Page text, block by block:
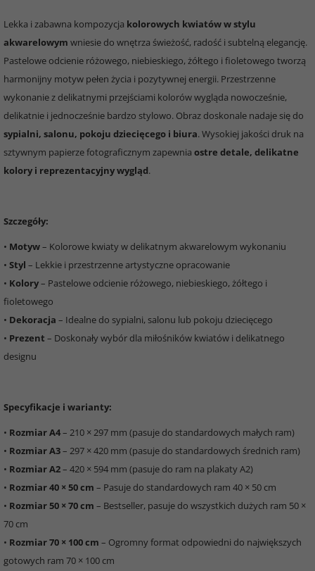
Lekka i zabawna kompozycja kolorowych kwiatów w stylu
akwarelowym wniesie do wnętrza świeżość, radość i subtelną elegancję.
Pastelowe odcienie różowego, niebieskiego, żółtego i fioletowego tworzą
harmonijny motyw pełen życia i pozytywnej energii. Przestrzenne
wykonanie z delikatnymi przejściami kolorów wygląda nowocześnie,
delikatnie i jednocześnie bardzo stylowo. Obraz doskonale nadaje się do
sypialni, salonu, pokoju dziecięcego i biura. Wysokiej jakości druk na
sztywnym papierze fotograficznym zapewnia ostre detale, delikatne
kolory i reprezentacyjny wygląd.
Szczegóły:
• Motyw– Kolorowe kwiaty w delikatnym akwarelowym wykonaniu
• Styl – Lekkie i przestrzenne artystyczne opracowanie
• Kolory– Pastelowe odcienie różowego, niebieskiego, żółtego i
fioletowego
• Dekoracja – Idealne do sypialni, salonu lub pokoju dziecięcego
• Prezent – Doskonały wybór dla miłośników kwiatów i delikatnego
designu
Specyfikacje i warianty:
• Rozmiar A4– 210 × 297 mm (pasuje do standardowych małych ram)
• Rozmiar A3– 297 × 420 mm (pasuje do standardowych średnich ram)
• Rozmiar A2– 420 × 594 mm (pasuje do ram na plakaty A2)
• Rozmiar 40 × 50 cm – Pasuje do standardowych ram 40 × 50 cm
• Rozmiar 50 × 70 cm – Bestseller, pasuje do wszystkich dużych ram 50 ×
70 cm
• Rozmiar 70 × 100 cm – Ogromny format odpowiedni do największych
gotowych ram 70 × 100 cm